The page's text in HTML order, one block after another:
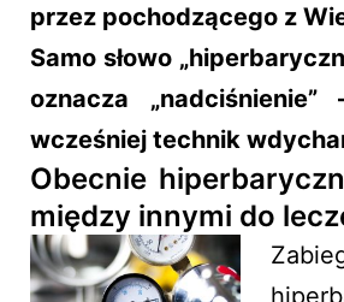
przez pochodzącego z
Samo słowo
oznacza
wcześniej technik
Obecnie
między innymi do